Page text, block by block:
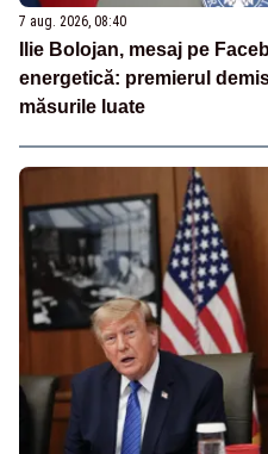
7 aug. 2026, 08:40
Ilie Bolojan, mesaj pe
energetică: premierul
măsurile luate